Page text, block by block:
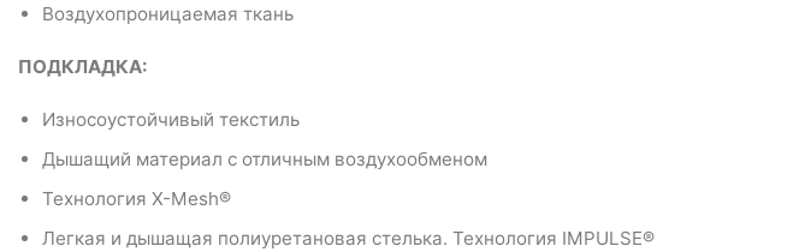
Воздухопроницаемая ткань
ПОДКЛАДКА:
Износоустойчивый текстиль
Дышащий материал с отличным воздухообменом
Технология X-Mesh®
Легкая и дышащая полиуретановая стелька. Технология IMPULSE®